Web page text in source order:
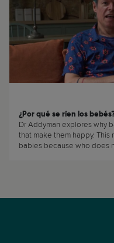
¿Por qué se ríen los
Dr Addyman explores why
that make them happy.